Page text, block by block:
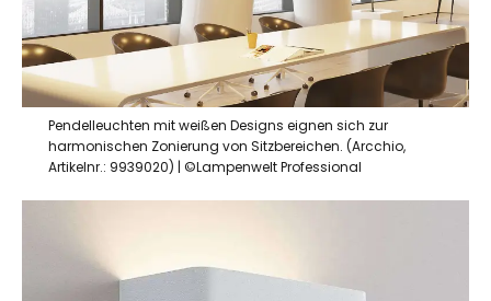
Pendelleuchten mit weißen Designs eignen sich zur
harmonischen Zonierung von Sitzbereichen. (Arcchio,
Artikelnr.: 9939020) | ©Lampenwelt Professional